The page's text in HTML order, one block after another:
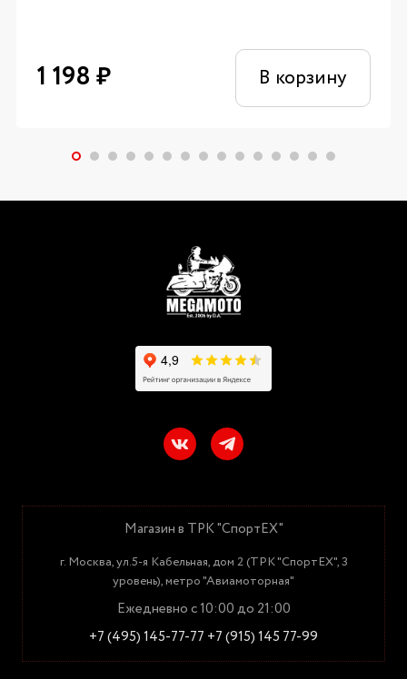
1 198 ₽ В корзину
Магазин в ТРК "СпортЕХ"
г. Москва, ул.5-я Кабельная, дом 2 (ТРК "СпортЕХ", 3
уровень), метро "Авиамоторная"
Ежедневно с 10:00 до 21:00
+7 (495) 145-77-77 +7 (915) 145 77-99